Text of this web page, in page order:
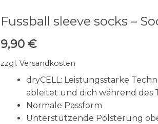
Fussball sleeve socks –
9,90 €
zzgl. Versandkosten
dryCELL: Leistungsstarke
ableitet und dich während des
Normale Passform
Unterstützende Polsterung